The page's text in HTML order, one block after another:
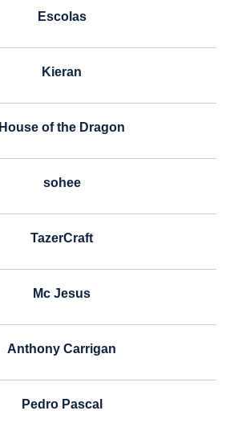
Escolas
Kieran
House of the Dragon
sohee
TazerCraft
Mc Jesus
Anthony Carrigan
Pedro Pascal